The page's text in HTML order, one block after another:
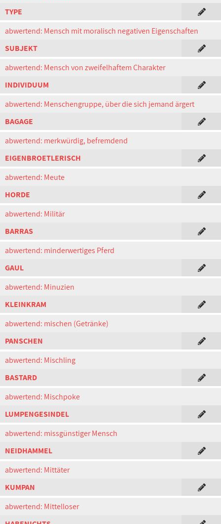
TYPE
abwertend: Mensch mit moralisch negativen Eigenschaften
SUBJEKT
abwertend: Mensch von zweifelhaftem Charakter
INDIVIDUUM
abwertend: Menschengruppe, über die sich jemand ärgert
BAGAGE
abwertend: merkwürdig, befremdend
EIGENBROETLERISCH
abwertend: Meute
HORDE
abwertend: Militär
BARRAS
abwertend: minderwertiges Pferd
GAUL
abwertend: Minuzien
KLEINKRAM
abwertend: mischen (Getränke)
PANSCHEN
abwertend: Mischling
BASTARD
abwertend: Mischpoke
LUMPENGESINDEL
abwertend: missgünstiger Mensch
NEIDHAMMEL
abwertend: Mittäter
KUMPAN
abwertend: Mittelloser